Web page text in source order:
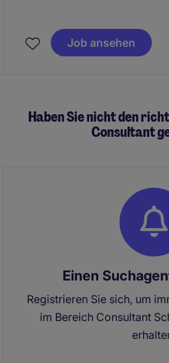
responsable de la
projets, de leur lancement à
Vous encadrez une équipe
Job ansehen
Haben Sie nicht den
Consultant
Einen
Registrieren Sie sich, um
im Bereich Consultant